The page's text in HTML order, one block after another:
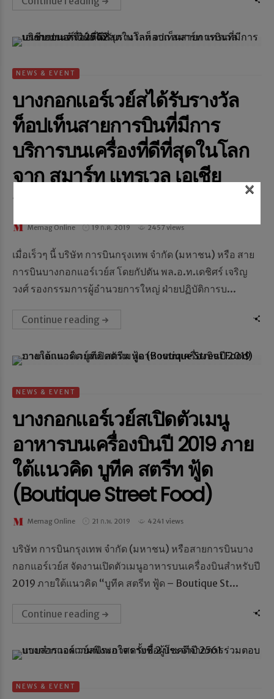
NEWS & EVENT
บางกอกแอร์เวย์สได้รับรางวัล
ท็อปเท็นสายการบินที่มีการ
บริการบนเครื่องที่ดีที่สุดในโลก
จาก สมาร์ท แทรเวล เอเชีย
ประจำปี 2562
Memag Online 19 ก.ค. 2019 2457 views
เมื่อเร็วๆ นี้ บริษัท การบินกรุงเทพ จำกัด (มหาชน) หรือ สาย
การบินบางกอกแอร์เวย์ส โดยกัปตัน พล.อ.ท.เดชิศร์ เจริญ
วงศ์ รองกรรมการผู้อำนวยการใหญ่ ฝ่ายปฏิบัติการบ...
Continue reading
NEWS & EVENT
บางกอกแอร์เวย์สเปิดตัวเมนู
อาหารบนเครื่องบินปี 2019 ภาย
ใต้แนวคิด บูทีค สตรีท ฟู้ด
(Boutique Street Food)
Memag Online 21 ก.พ. 2019 4241 views
บริษัท การบินกรุงเทพ จำกัด (มหาชน) หรือสายการบินบาง
กอกแอร์เวย์ส จัดงานเปิดตัวเมนูอาหารบนเครื่องบินสำหรับปี
2019 ภายใต้แนวคิด “บูทีค สตรีท ฟู้ด – Boutique St...
Continue reading
NEWS & EVENT
×